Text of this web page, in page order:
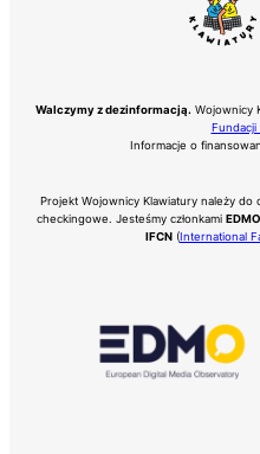
Walczymy z dezinformacją. Wojownicy
Fundacji
Informacje o
Projekt Wojownicy Klawiatury należy
checkingowe. Jesteśmy członkami EDMO
IFCN (International